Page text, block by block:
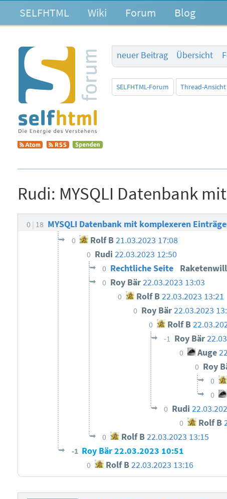
SELFHTML Wiki Forum Blog
neuer Beitrag
Übersicht
SELFHTML-Forum Thread-Ansicht
Rudi: MYSQLI Datenbank
0 18 MYSQLI Datenbank mit komplexeren
0 Rolf B21.03.2023 17:08
0 Rudi22.03.2023 12:50
0 Rechtliche Seite
0 Roy Bär22.03.2023 13:03
0 Rolf B 22.03.2023 13:21
0 Roy Bär22.03.2023
0 Rolf B
-1 Roy Bär
0 Auge
0 Roy
0
0
0 Rudi
0 Rolf B
0 Rolf B22.03.2023 13:15
-1 Roy Bär22.03.2023 10:51
0 Rolf B22.03.2023 13:16